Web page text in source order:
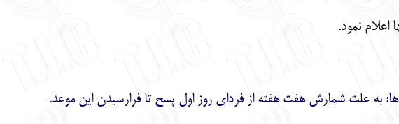
اعلام نمود.
علت شمارش هفت هفته از فرداي روز اول پسح تا فرارسيدن اين موعد.